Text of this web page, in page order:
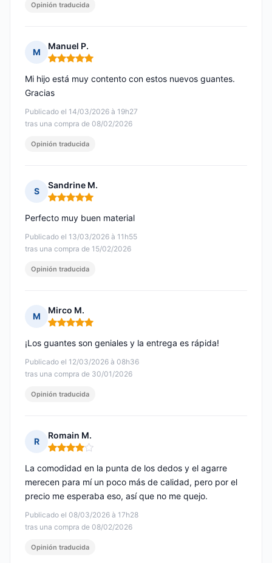
Opinión traducida
M
Manuel P.
Nota: 5 de 5
Publicado el 14/03/2026 à 19h27
tras una compra de 08/02/2026
Mi hijo está muy contento con estos nuevos guantes.
Gracias
Opinión traducida
S
Sandrine M.
Nota: 5 de 5
Publicado el 13/03/2026 à 11h55
tras una compra de 15/02/2026
Perfecto muy buen material
Opinión traducida
M
Mirco M.
Nota: 5 de 5
Publicado el 12/03/2026 à 08h36
tras una compra de 30/01/2026
¡Los guantes son geniales y la entrega es rápida!
Opinión traducida
R
Romain M.
Nota: 4 de 5
Publicado el 08/03/2026 à 17h28
tras una compra de 08/02/2026
La comodidad en la punta de los dedos y el agarre
merecen para mí un poco más de calidad, pero por el
precio me esperaba eso, así que no me quejo.
Opinión traducida